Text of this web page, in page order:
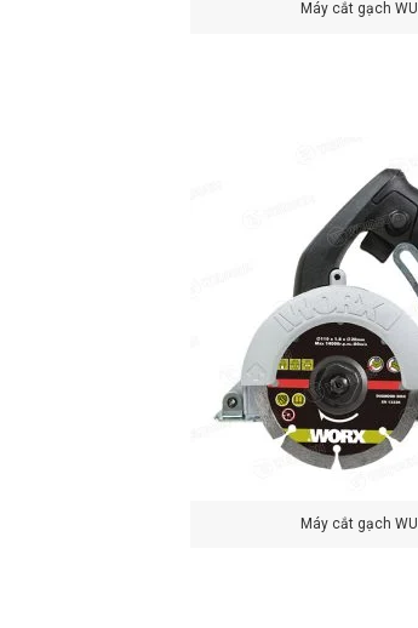
Máy cắt gạch
Máy cắt gạch